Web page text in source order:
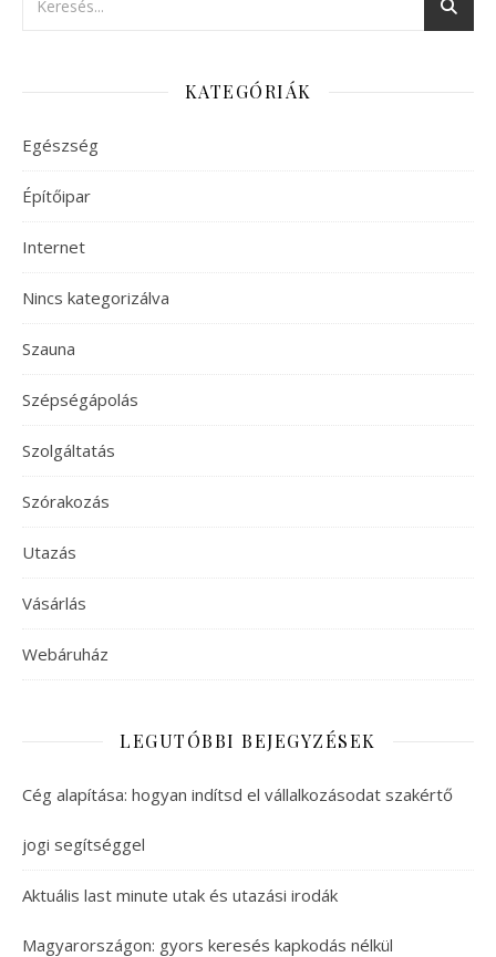
KATEGÓRIÁK
Egészség
Építőipar
Internet
Nincs kategorizálva
Szauna
Szépségápolás
Szolgáltatás
Szórakozás
Utazás
Vásárlás
Webáruház
LEGUTÓBBI BEJEGYZÉSEK
Cég alapítása: hogyan indítsd el vállalkozásodat szakértő
jogi segítséggel
Aktuális last minute utak és utazási irodák
Magyarországon: gyors keresés kapkodás nélkül